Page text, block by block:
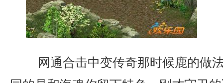
网通合击中变传奇那时候鹿的做